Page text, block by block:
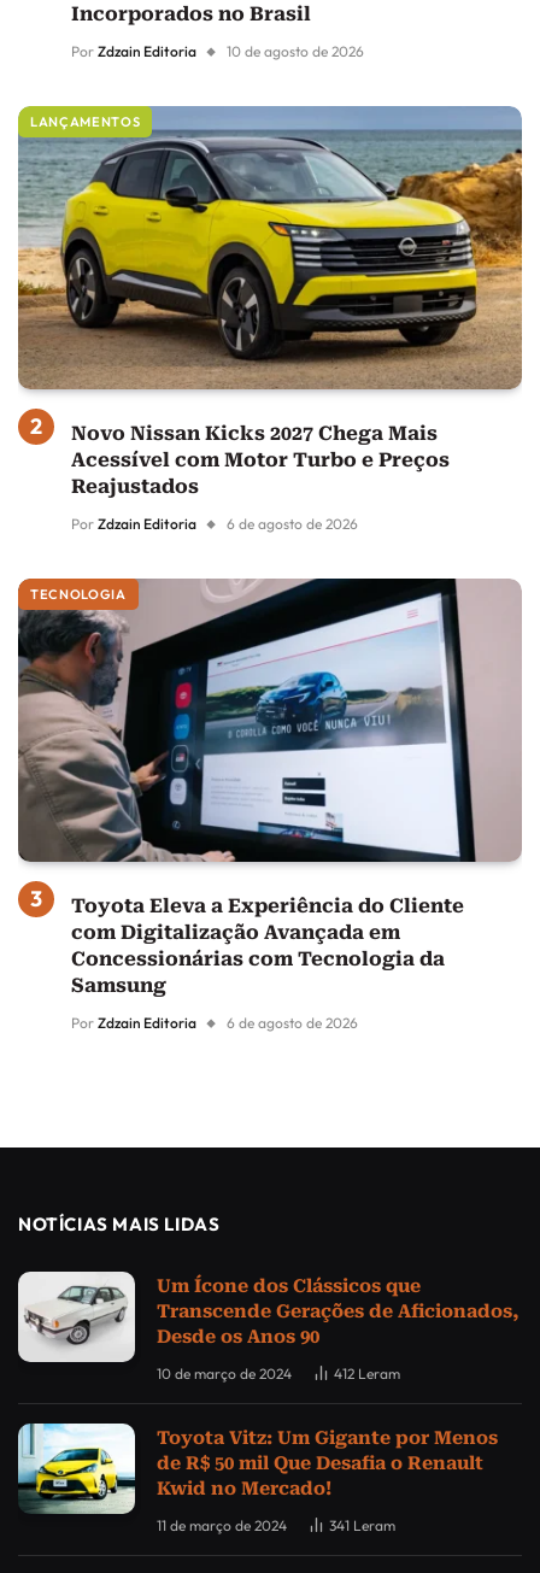
Incorporados no Brasil
Por Zdzain Editoria 10 de agosto de 2026
LANÇAMENTOS
Novo Nissan Kicks 2027 Chega Mais
Acessível com Motor Turbo e Preços
Reajustados
Por Zdzain Editoria 6 de agosto de 2026
TECNOLOGIA
Toyota Eleva a Experiência do Cliente
com Digitalização Avançada em
Concessionárias com Tecnologia da
Samsung
Por Zdzain Editoria 6 de agosto de 2026
NOTÍCIAS MAIS LIDAS
Um Ícone dos Clássicos que
Transcende Gerações de Aficionados,
Desde os Anos 90
10 de março de 2024 412 Leram
Toyota Vitz: Um Gigante por Menos
de R$ 50 mil Que Desafia o Renault
Kwid no Mercado!
11 de março de 2024 341 Leram